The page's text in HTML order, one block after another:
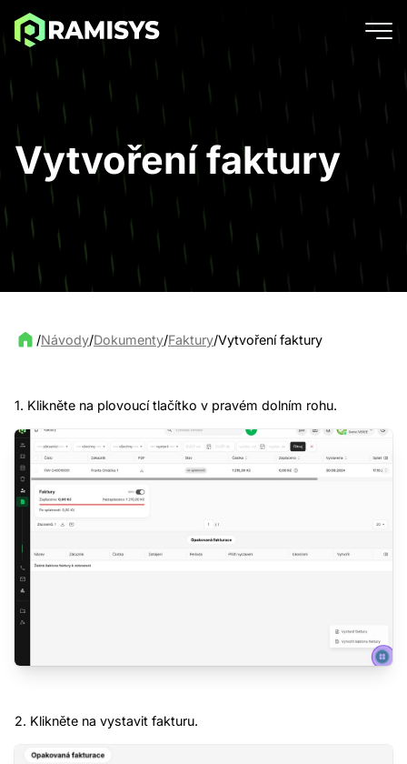
Vytvoření faktury
/Návody/Dokumenty/Faktury/Vytvoření faktury
1. Klikněte na plovoucí tlačítko v pravém dolním rohu.
2. Klikněte na vystavit fakturu.